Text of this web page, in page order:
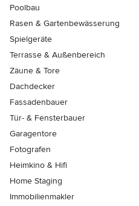
Poolbau
Rasen & Gartenbewässerung
Spielgeräte
Terrasse & Außenbereich
Zäune & Tore
Dachdecker
Fassadenbauer
Tür- & Fensterbauer
Garagentore
Fotografen
Heimkino & Hifi
Home Staging
Immobilienmakler